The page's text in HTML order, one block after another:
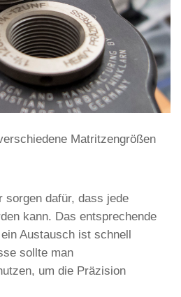
Matritzengrößen
sorgen dafür, dass jede
kann. Das entsprechende
Austausch ist schnell
sollte man
um die Präzision